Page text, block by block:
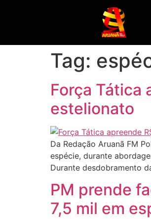
Tag:
Força Tática
estelionato
Da Redação Aruanã FM
espécie, durante
Durante desdobramento
PM prende
7,5 mil em